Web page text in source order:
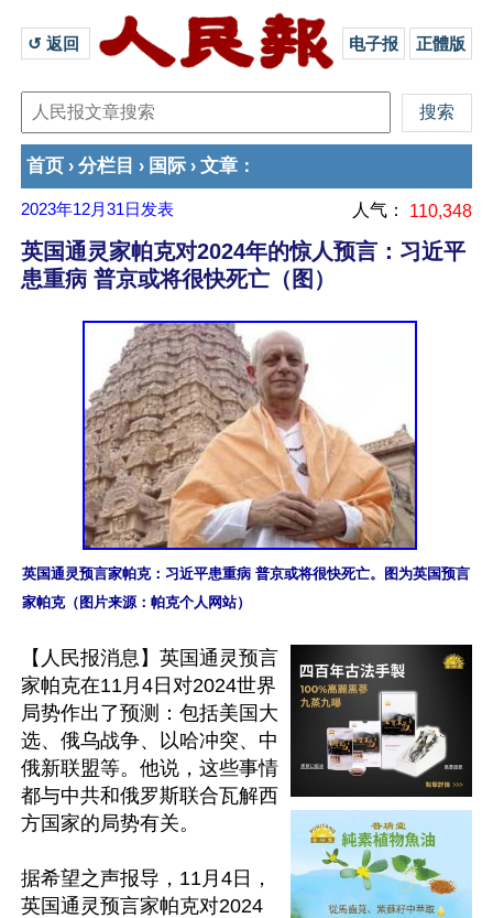
↺ 返回 电子报 正體版
首页 › 分栏目 › 国际 › 文章 ：
2023年12月31日 发表 人气： 110,348
英国通灵家帕克对2024年的惊人预言：习近平
患重病 普京或将很快死亡（图）
英国通灵预言家帕克：习近平患重病 普京或将很快死亡。图为英国预言
家帕克（图片来源：帕克个人网站）
【人民报消息】英国通灵预言
家帕克在11月4日对2024世界
局势作出了预测：包括美国大
选、俄乌战争、以哈冲突、中
俄新联盟等。他说，这些事情
都与中共和俄罗斯联合瓦解西
方国家的局势有关。
据希望之声报导，11月4日，
英国通灵预言家帕克对2024